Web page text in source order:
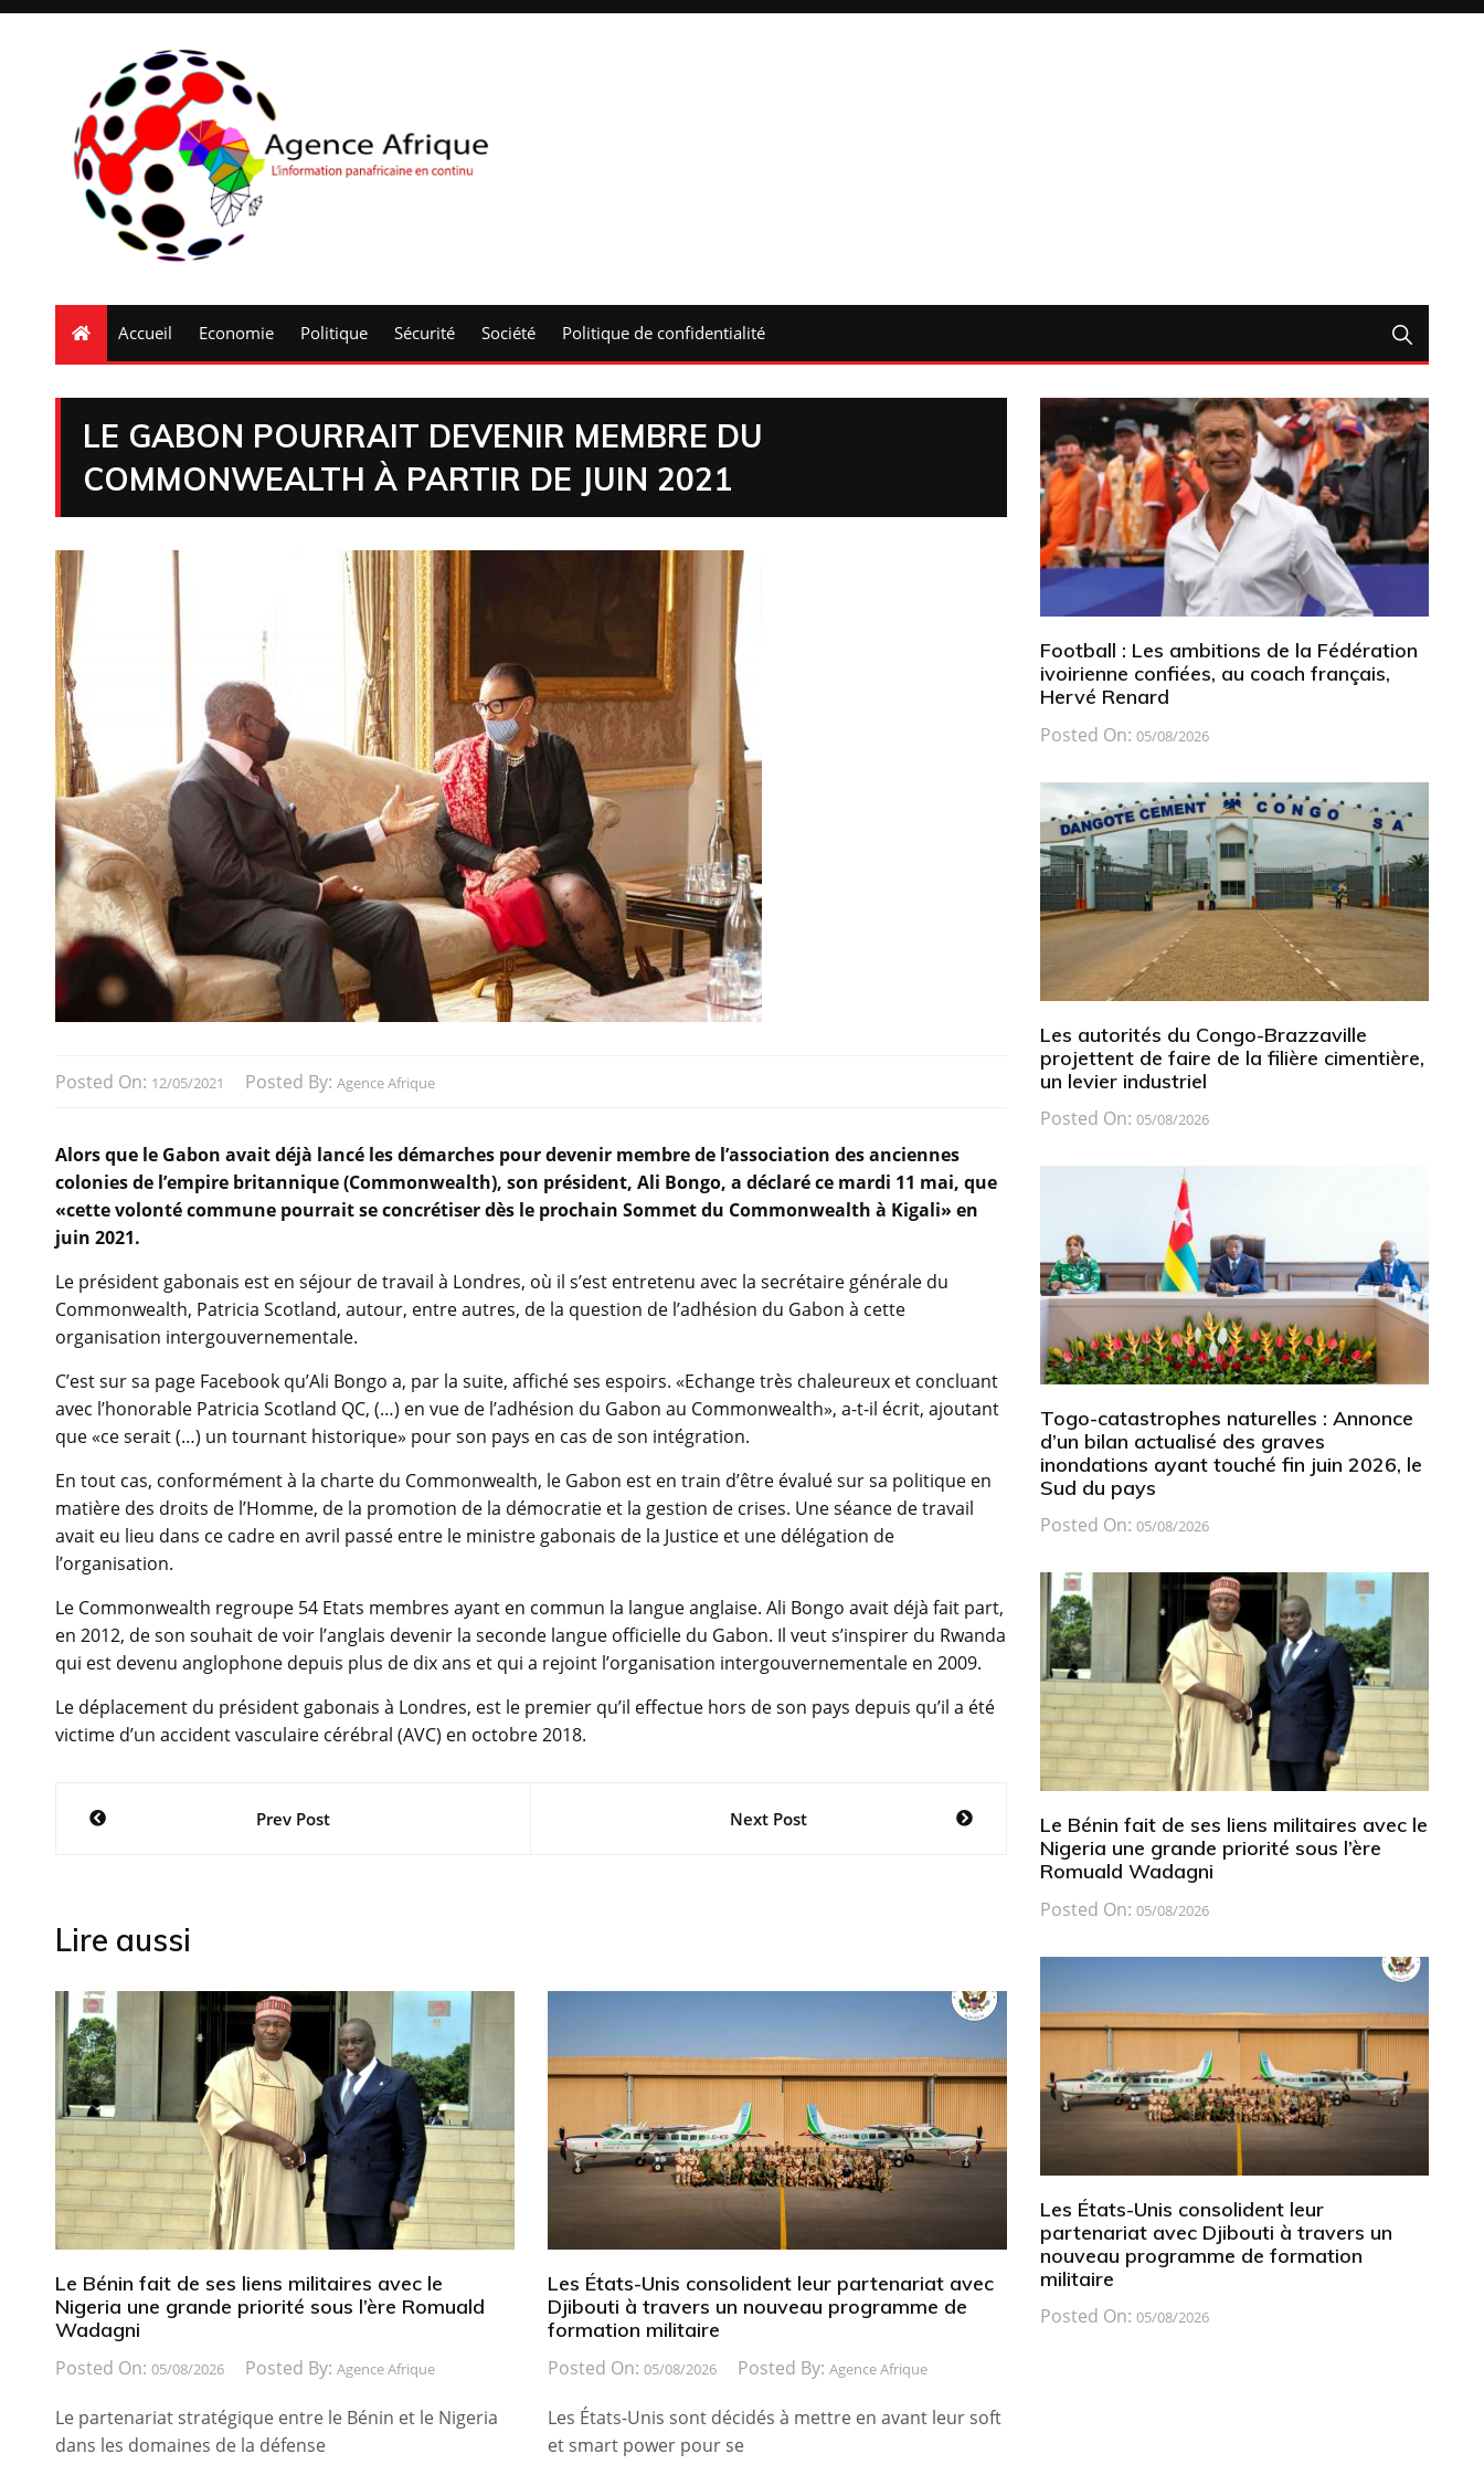
Accueil Economie Politique Sécurité Société Politique de confidentialité
LE GABON POURRAIT DEVENIR MEMBRE DU
COMMONWEALTH À PARTIR DE JUIN 2021
Posted On: 12/05/2021 Posted By: Agence Afrique
Alors que le Gabon avait déjà lancé les démarches pour devenir membre de l’association des anciennes
colonies de l’empire britannique (Commonwealth), son président, Ali Bongo, a déclaré ce mardi 11 mai, que
«cette volonté commune pourrait se concrétiser dès le prochain Sommet du Commonwealth à Kigali» en
juin 2021.
Le président gabonais est en séjour de travail à Londres, où il s’est entretenu avec la secrétaire générale du
Commonwealth, Patricia Scotland, autour, entre autres, de la question de l’adhésion du Gabon à cette
organisation intergouvernementale.
C’est sur sa page Facebook qu’Ali Bongo a, par la suite, affiché ses espoirs. «Echange très chaleureux et concluant
avec l’honorable Patricia Scotland QC, (…) en vue de l’adhésion du Gabon au Commonwealth», a-t-il écrit, ajoutant
que «ce serait (…) un tournant historique» pour son pays en cas de son intégration.
En tout cas, conformément à la charte du Commonwealth, le Gabon est en train d’être évalué sur sa politique en
matière des droits de l’Homme, de la promotion de la démocratie et la gestion de crises. Une séance de travail
avait eu lieu dans ce cadre en avril passé entre le ministre gabonais de la Justice et une délégation de
l’organisation.
Le Commonwealth regroupe 54 Etats membres ayant en commun la langue anglaise. Ali Bongo avait déjà fait part,
en 2012, de son souhait de voir l’anglais devenir la seconde langue officielle du Gabon. Il veut s’inspirer du Rwanda
qui est devenu anglophone depuis plus de dix ans et qui a rejoint l’organisation intergouvernementale en 2009.
Le déplacement du président gabonais à Londres, est le premier qu’il effectue hors de son pays depuis qu’il a été
victime d’un accident vasculaire cérébral (AVC) en octobre 2018.
NavigationPrev Post Next Post
Lire aussi
Le Bénin fait de ses liens militaires avec le
Nigeria une grande priorité sous l’ère Romuald
Wadagni
Posted On: 05/08/2026 Posted By: Agence Afrique
Le partenariat stratégique entre le Bénin et le Nigeria
dans les domaines de la défense
Les États-Unis consolident leur partenariat avec
Djibouti à travers un nouveau programme de
formation militaire
Posted On: 05/08/2026 Posted By: Agence Afrique
Les États-Unis sont décidés à mettre en avant leur soft
et smart power pour se
Football : Les ambitions de la Fédération
ivoirienne confiées, au coach français,
Hervé Renard
Posted On: 05/08/2026
Les autorités du Congo-Brazzaville
projettent de faire de la filière cimentière,
un levier industriel
Posted On: 05/08/2026
Togo-catastrophes naturelles : Annonce
d’un bilan actualisé des graves
inondations ayant touché fin juin 2026, le
Sud du pays
Posted On: 05/08/2026
Le Bénin fait de ses liens militaires avec le
Nigeria une grande priorité sous l’ère
Romuald Wadagni
Posted On: 05/08/2026
Les États-Unis consolident leur
partenariat avec Djibouti à travers un
nouveau programme de formation
militaire
Posted On: 05/08/2026